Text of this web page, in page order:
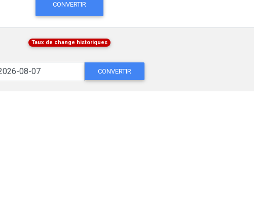
CONVERTIR
Taux de change historiques
CONVERTIR